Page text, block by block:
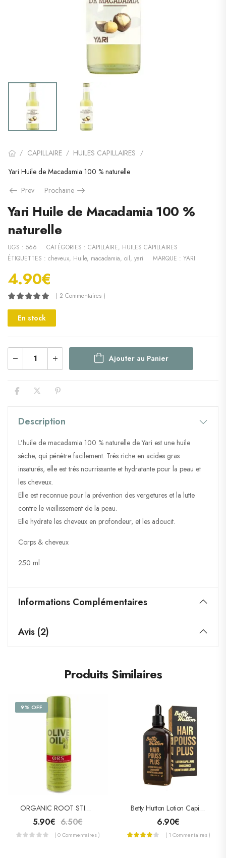
/ CAPILLAIRE / HUILES CAPILLAIRES /
Yari Huile de Macadamia 100 % naturelle
Prev
Prochaine
Yari Huile de Macadamia 100 %
naturelle
UGS : 566 CATÉGORIES : CAPILLAIRE, HUILES CAPILLAIRES
ÉTIQUETTES : cheveux, Huile, macadamia, oil, yari MARQUE : YARI
4.90€
( 2 Commentaires )
En stock
Ajouter au Panier
Description
L’huile de macadamia 100 % naturelle de Yari est une huile
sèche, qui pénètre facilement. Très riche en acides gras
insaturés, elle est très nourrissante et hydratante pour la peau et
les cheveux.
Elle est reconnue pour la prévention des vergetures et la lutte
contre le vieillissement de la peau.
Elle hydrate les cheveux en profondeur, et les adoucit.
Corps & cheveux
250 ml
Informations Complémentaires
Avis (2)
Produits Similaires
9% OFF
ORGANIC ROOT STIMULATOR OLIVE OIL NOURISHING SHEEN SPRAY
5.90€ 6.50€
( 0 Commentaires )
Betty Hutton Lotion Capillaire Hair Pouss Plus 100ml
6.90€
( 1 Commentaires )